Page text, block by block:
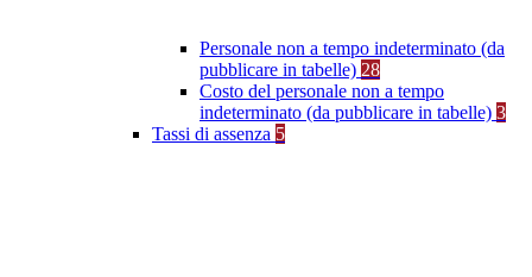
Personale non a tempo indeterminato (da
pubblicare in tabelle) 28
Costo del personale non a tempo
indeterminato (da pubblicare in tabelle) 3
Tassi di assenza 5